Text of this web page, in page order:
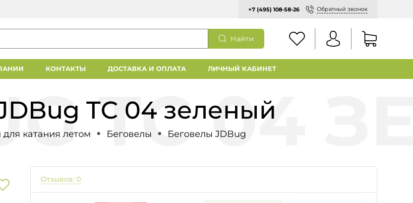
+7 (495) 108-58-26 Обратный звонок
Найти
КОНТАКТЫ ДОСТАВКА И ОПЛАТА ЛИЧНЫЙ КАБИНЕТ
TC 04 зеленый
катания летом Беговелы Беговелы JDBug
Отзывов: 0